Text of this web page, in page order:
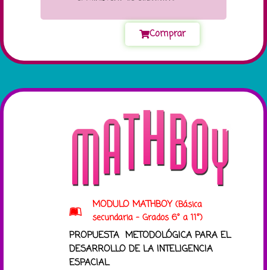
Comprar
MODULO MATHBOY(Básica
secundaria - Grados 6° a 11°)
PROPUESTA METODOLÓGICA PARA EL
DESARROLLO DE LA INTELIGENCIA
ESPACIAL